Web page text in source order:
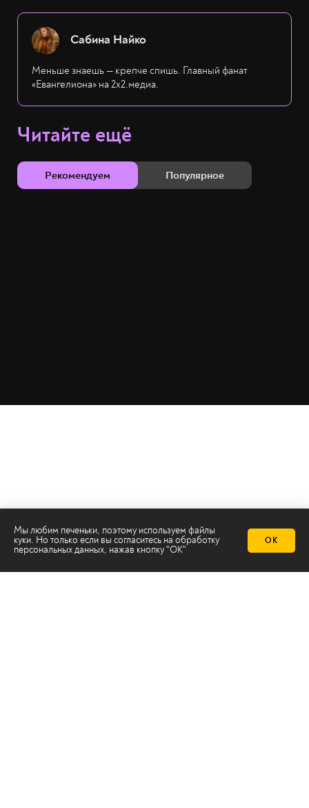
Сабина Найко
Меньше знаешь — крепче спишь. Главный фанат
«Евангелиона» на 2х2.медиа.
Читайте ещё
Рекомендуем Популярное
Мы любим печеньки, поэтому используем файлы
куки. Но только если вы согласитесь на обработку
персональных данных, нажав кнопку "ОК"
ОК